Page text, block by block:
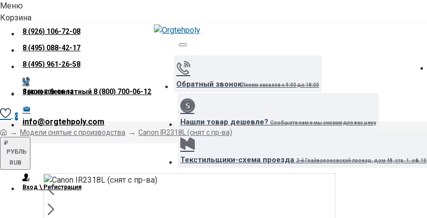
Меню
Корзина
8 (926) 106-72-08
8 (495) 088-42-17
8 (495) 961-26-58
Звонок бесплатный 8 (800) 700-06-12
info@orgtehpoly.com
₽
РУБЛЬ
RUB
Вход \ Регистрация
Обратный звонокПрием заказов с 9:00 до 18:00
Нашли товар дешевле? Сообщите нам и мы снизим для вас цену
Текстильщики-схема проезда 2-й Грайвороновский проезд, дом 48, стр. 1. оф.10
8 (800) 700-06-12
0
Модели снятые с производства Canon IR2318L (снят с пр-ва)